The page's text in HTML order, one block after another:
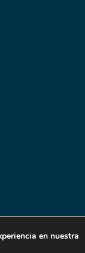
en nuestra